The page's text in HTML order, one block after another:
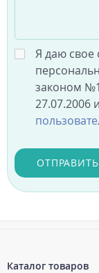
Я даю свое
законом
27.07.2006
ОТПРАВИТЬ
Каталог товаров